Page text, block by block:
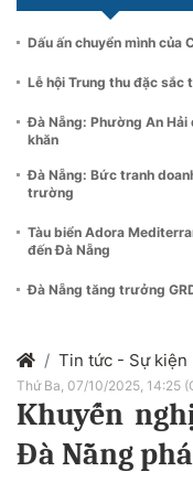
Dấu ấn chuyển mình của
Lễ hội Trung thu đặc sắc
Đà Nẵng: Phường An Hải
khăn
Đà Nẵng: Bức tranh
trường
Tàu biển Adora
đến Đà Nẵng
Đà Nẵng tăng trưởng
Tin tức - Sự kiện
Thứ Ba, 07/10/2025, 14:25
Khuyến
Đà Nẵng